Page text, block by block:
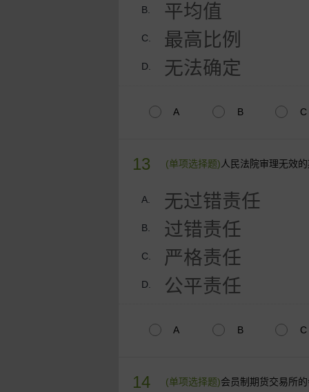
B. 平均值
C. 最高比例
D. 无法确定
A B C
13 (单项选择题) 人民法院审理无效
A. 无过错责任
B. 过错责任
C. 严格责任
D. 公平责任
A B C
14 (单项选择题)会员制期货交易所